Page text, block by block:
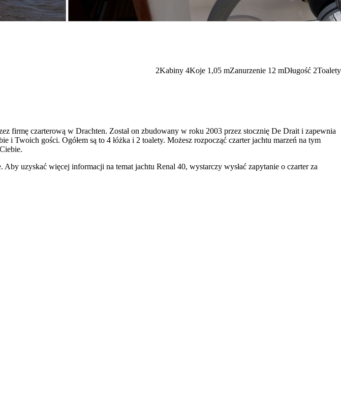
2Kabiny 4Koje 1,05 mZanurzenie 12 mDługość 2Toalety
firmę czarterową w Drachten. Został on zbudowany w roku 2003 przez stocznię De Drait i zapewnia
Twoich gości. Ogółem są to 4 łóżka i 2 toalety. Możesz rozpocząć czarter jachtu marzeń na tym
uzyskać więcej informacji na temat jachtu Renal 40, wystarczy wysłać zapytanie o czarter za